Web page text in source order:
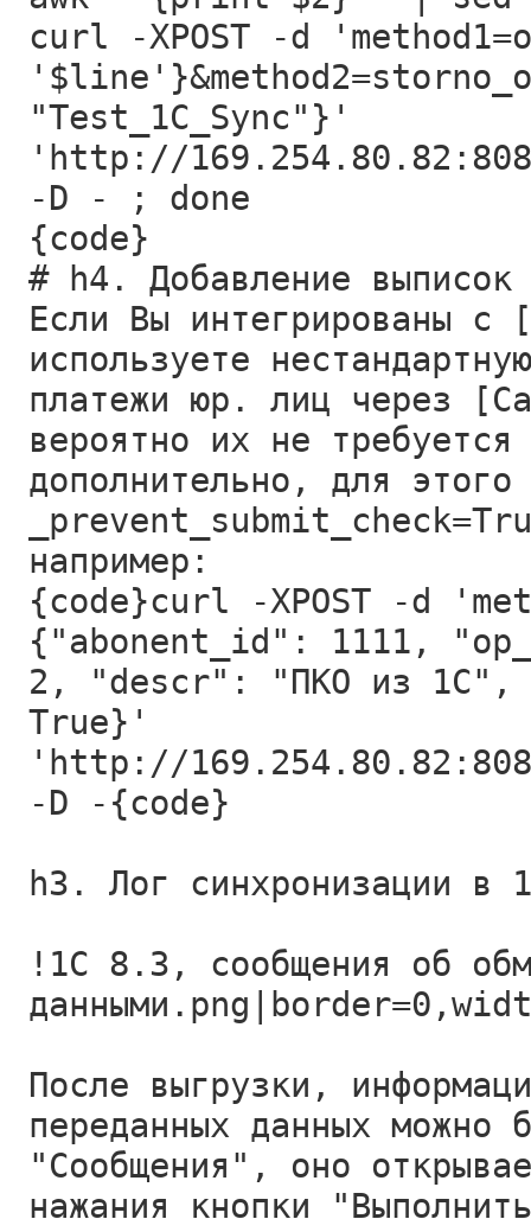
curl -XPOST -d
"Test_1C_Sync"}'
'http://
-D - ; done
{code}
# h4. Добавление
Если Вы интегрированы
используете
платежи юр. лиц через
вероятно их не требуется
дополнительно, для этого
например:
{code}curl -XPOST -d
{"abonent_id": 1111,
2, "descr": "ПКО из 1С",
True}'
'http://
-D -{code}
h3. Лог синхронизации в
!1С 8.3, сообщения об
После выгрузки,
переданных данных можно
"Сообщения", оно
нажания кнопки